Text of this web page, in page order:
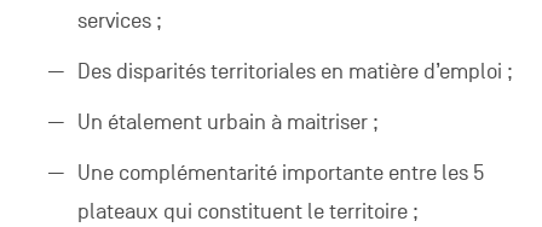
services ;
Des disparités territoriales en matière d’emploi ;
Un étalement urbain à maitriser ;
Une complémentarité importante entre les 5
plateaux qui constituent le territoire ;